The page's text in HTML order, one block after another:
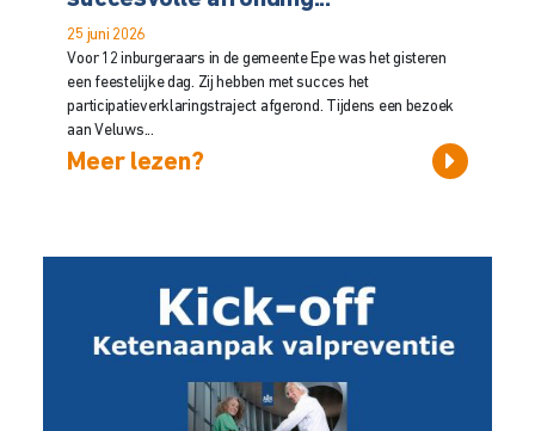
25 juni 2026
Voor 12 inburgeraars in de gemeente Epe was het gisteren
een feestelijke dag. Zij hebben met succes het
participatieverklaringstraject afgerond. Tijdens een bezoek
aan Veluws...
Meer lezen?